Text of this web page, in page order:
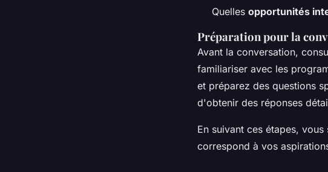
Quelles opportunités
Préparation pour la
Avant la conversation,
familiariser avec les
et préparez des questions
d'obtenir des réponses
En suivant ces étapes,
correspond à vos